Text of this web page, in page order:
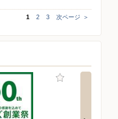
1 2 3 次ページ ＞